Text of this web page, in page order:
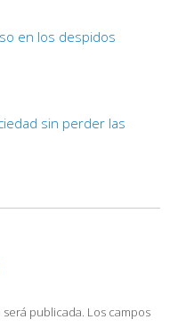
en los despidos
sin perder las
publicada. Los campos